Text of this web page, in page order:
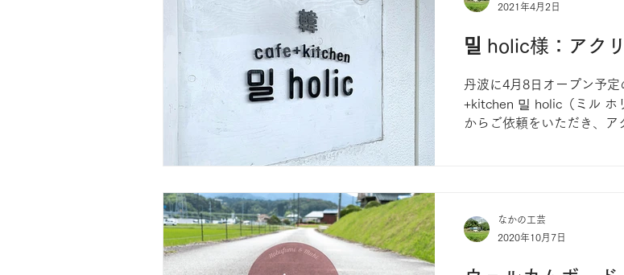
た箱組みの内照式看板です
밀 holic様：アク
丹波に4月8日オープン予定
+kitchen 밀 holic（ミル ホ
からご依頼をいただき、ア
2021年4月2日
なかの工芸
2020年10月7日